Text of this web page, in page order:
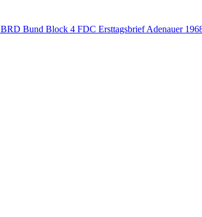
BRD Bund Block 4 FDC Ersttagsbrief Adenauer